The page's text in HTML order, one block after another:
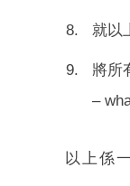
就以
將所
–
以上係